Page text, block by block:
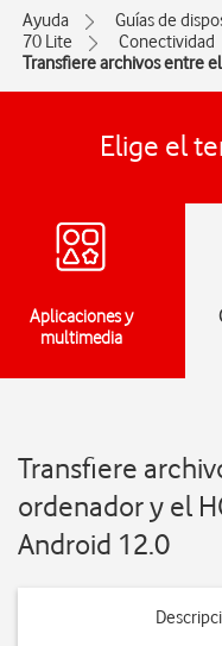
Ayuda Guías de
70 Lite
Conectividad
Transfiere archivos entre
Elige el
Aplicaciones y
multimedia
Transfiere
ordenador y el
Android 12.0